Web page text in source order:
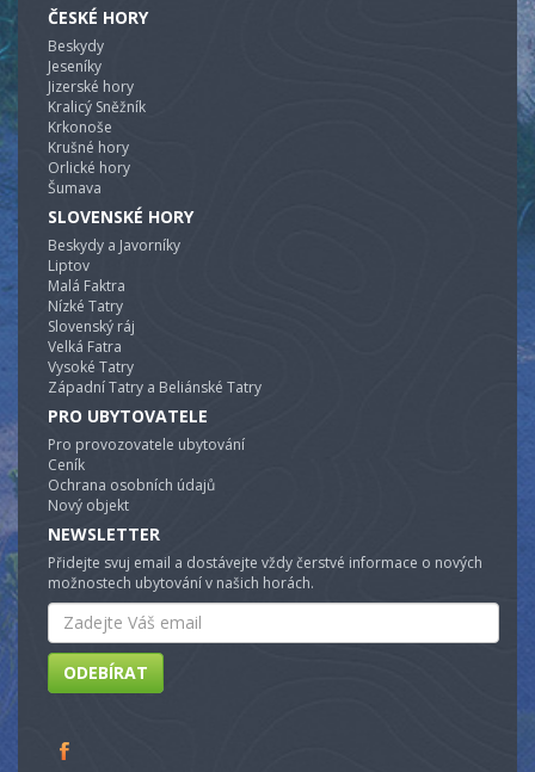
ČESKÉ HORY
Beskydy
Jeseníky
Jizerské hory
Kralicý Sněžník
Krkonoše
Krušné hory
Orlické hory
Šumava
SLOVENSKÉ HORY
Beskydy a Javorníky
Liptov
Malá Faktra
Nízké Tatry
Slovenský ráj
Velká Fatra
Vysoké Tatry
Západní Tatry a Beliánské Tatry
PRO UBYTOVATELE
Pro provozovatele ubytování
Ceník
Ochrana osobních údajů
Nový objekt
NEWSLETTER
Přidejte svuj email a dostávejte vždy čerstvé informace o nových
možnostech ubytování v našich horách.
Email
ODEBÍRAT